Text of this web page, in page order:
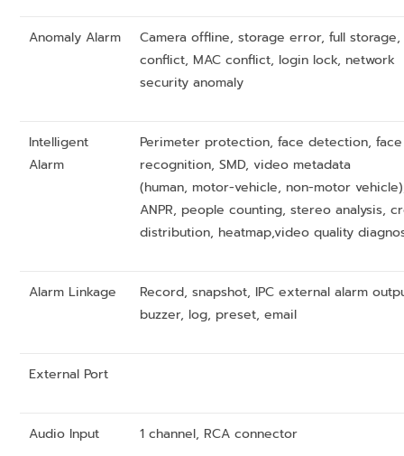
Anomaly Alarm
Camera offline, storage error, full storage,
conflict, MAC conflict, login lock, network
security anomaly
Intelligent
Alarm
Perimeter protection, face detection, face
recognition, SMD, video metadata
(human, motor-vehicle, non-motor
ANPR, people counting, stereo analysis,
distribution, heatmap,video quality
Alarm Linkage
Record, snapshot, IPC external alarm
buzzer, log, preset, email
External Port
Audio Input 1 channel, RCA connector